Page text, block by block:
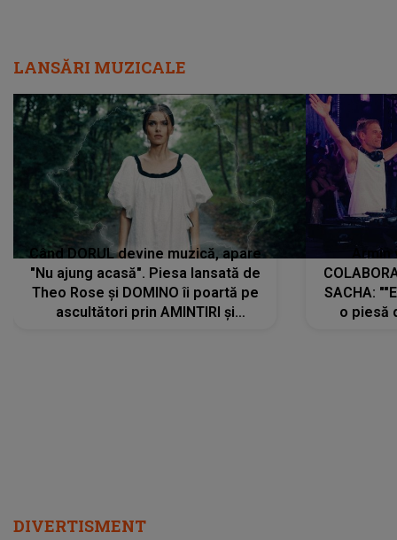
LANSĂRI MUZICALE
Când DORUL devine muzică, apare
"Nu ajung acasă". Piesa lansată de
Theo Rose și DOMINO îi poartă pe
ascultători prin AMINTIRI și
SACHA:
o piesă
DIVERTISMENT